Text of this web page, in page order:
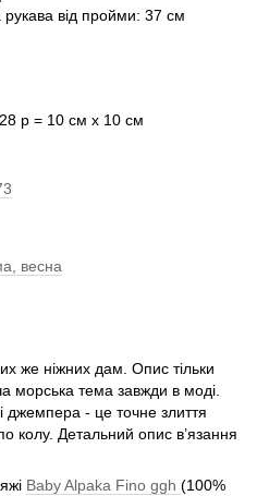
рукава від пройми: 37 см
р = 10 см х 10 см
весна
же ніжних дам. Опис тільки
морська тема завжди в моді.
джемпера - це точне злиття
колу. Детальний опис в’язання
Baby Alpaka Fino ggh (100%